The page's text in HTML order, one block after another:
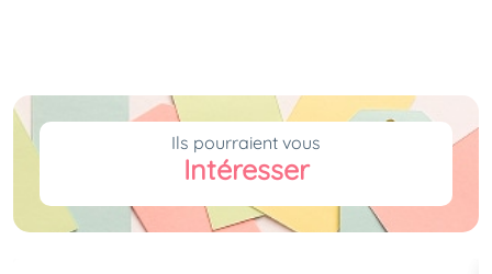
Ils pourraient vous
Intéresser